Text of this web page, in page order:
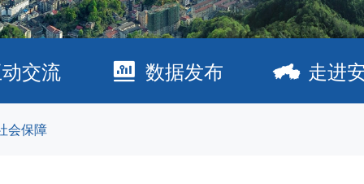
交流 数据发布 走进
会保障